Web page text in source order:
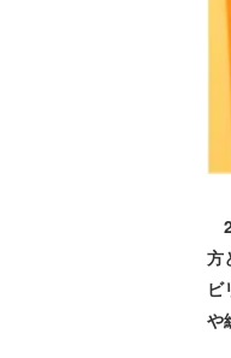
方
ビ
や